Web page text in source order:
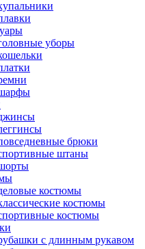
уборы
брюки
штаны
костюмы
костюмы
костюмы
с длинным рукавом